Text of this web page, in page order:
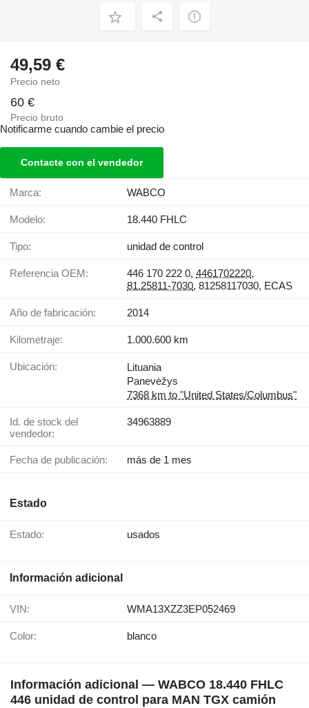
49,59 €
Precio neto
60 €
Precio bruto
Notificarme cuando cambie el precio
Contacte con el vendedor
Marca: WABCO
Modelo: 18.440 FHLC
Tipo: unidad de control
Referencia OEM: 446 170 222 0, 4461702220,
81.25811-7030, 81258117030, ECAS
Año de fabricación: 2014
Kilometraje: 1.000.600 km
Ubicación:
Lituania
Panevėžys
7368 km to "United States/Columbus"
Id. de stock del
vendedor:
34963889
Fecha de publicación: más de 1 mes
Estado
Estado: usados
Información adicional
VIN: WMA13XZZ3EP052469
Color: blanco
Información adicional — WABCO 18.440 FHLC
446 unidad de control para MAN TGX camión